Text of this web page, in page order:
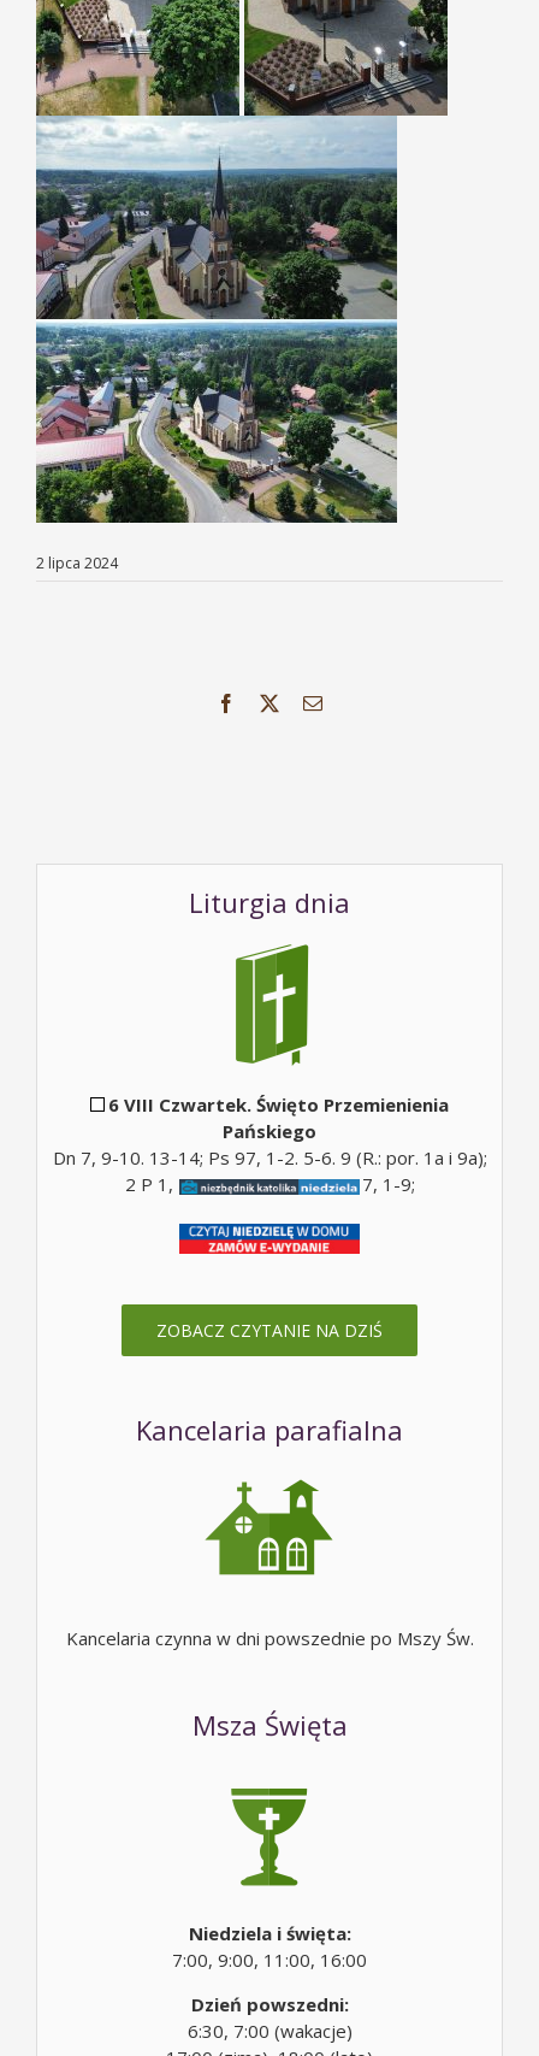
2 lipca 2024
Facebook Email
Liturgia dnia
6 VIII Czwartek. Święto Przemienienia
Pańskiego
Dn 7, 9-10. 13-14; Ps 97, 1-2. 5-6. 9 (R.: por. 1a i 9a);
2 P 1, 16-19; Mt 17, 5c; Mt 17, 1-9;
ZOBACZ CZYTANIE NA DZIŚ
Kancelaria parafialna
Kancelaria czynna w dni powszednie po Mszy Św.
Msza Święta
Niedziela i święta:
7:00, 9:00, 11:00, 16:00
Dzień powszedni:
6:30, 7:00 (wakacje)